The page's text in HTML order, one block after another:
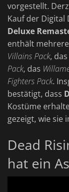
vorgestellt.
Kauf der Digital
Deluxe
enthält
Villains Pack, das
Pack, das
Fighters Pack.
bestätigt, dass
Kostüme
gezeigt, wie sie
Dead
hat ein